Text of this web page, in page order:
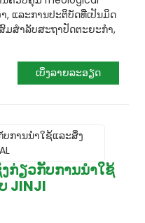
, ແລະການປະຕິບັດທີ່ເປັນມິດ
ມສໍາລັບສະຖາປັດຕະຍະກໍາ,
ເບິ່ງລາຍລະອຽດ
ງກ່ຽວກັບການນໍາໃຊ້
JINJI